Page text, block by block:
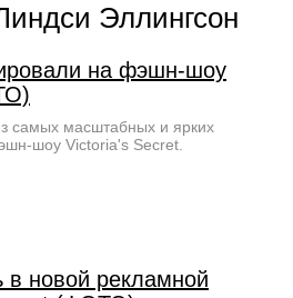
Эллингсон
на фэшн-шоу
самых масштабных и ярких
шоу Victoria's Secret.
в новой рекламной